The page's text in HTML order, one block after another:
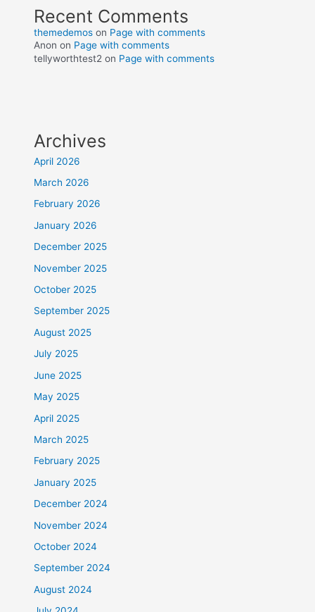
Recent Comments
themedemos on Page with comments
Anon on Page with comments
tellyworthtest2 on Page with comments
Archives
April 2026
March 2026
February 2026
January 2026
December 2025
November 2025
October 2025
September 2025
August 2025
July 2025
June 2025
May 2025
April 2025
March 2025
February 2025
January 2025
December 2024
November 2024
October 2024
September 2024
August 2024